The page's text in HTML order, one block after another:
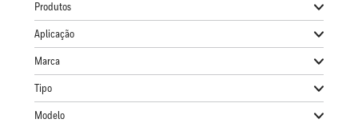
Produtos
Aplicação
Marca
Tipo
Modelo